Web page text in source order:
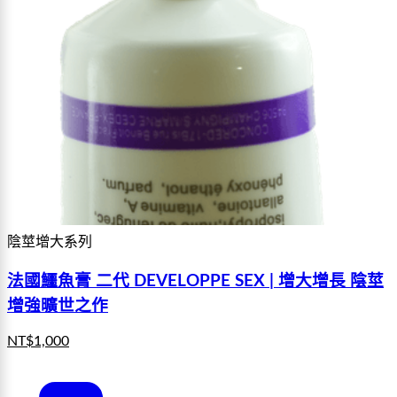
陰莖增大系列
法國鱷魚膏 二代 DEVELOPPE SEX | 增大增長 陰莖
增強曠世之作
NT$1,000